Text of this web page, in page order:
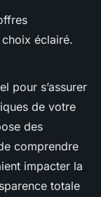
éclairé.
pour s’assurer
de votre
des
comprendre
impacter la
totale